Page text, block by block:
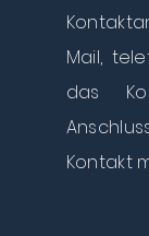
Mail,
das
Kontakt